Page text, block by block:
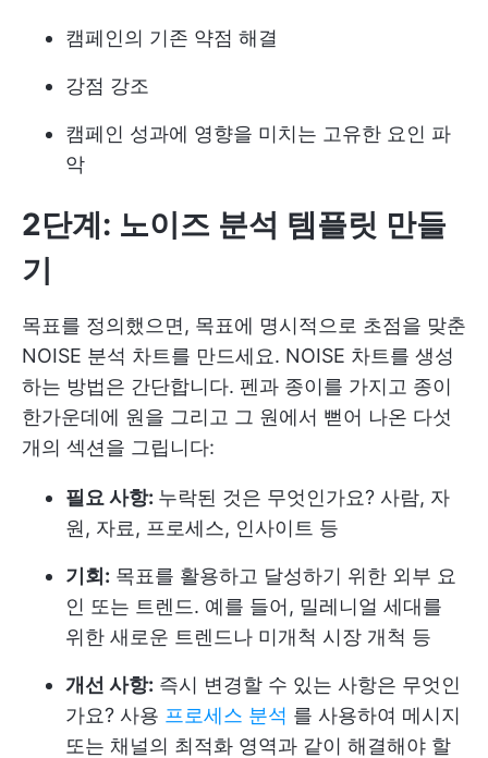
캠페인의 기존 약점 해결
강점 강조
캠페인 성과에 영향을 미치는 고유한 요인 파
악
2단계: 노이즈 분석 템플릿 만들
기
목표를 정의했으면, 목표에 명시적으로 초점을 맞춘
NOISE 분석 차트를 만드세요. NOISE 차트를 생성
하는 방법은 간단합니다. 펜과 종이를 가지고 종이
한가운데에 원을 그리고 그 원에서 뻗어 나온 다섯
개의 섹션을 그립니다:
필요 사항: 누락된 것은 무엇인가요? 사람, 자
원, 자료, 프로세스, 인사이트 등
기회: 목표를 활용하고 달성하기 위한 외부 요
인 또는 트렌드. 예를 들어, 밀레니얼 세대를
위한 새로운 트렌드나 미개척 시장 개척 등
개선 사항: 즉시 변경할 수 있는 사항은 무엇인
가요? 사용 프로세스 분석 를 사용하여 메시지
또는 채널의 최적화 영역과 같이 해결해야 할